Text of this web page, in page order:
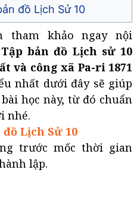
đồ Lịch Sử 10
tham khảo ngay nội
Tập bản đồ Lịch sử 10
và công xã Pa-ri 1871
nhất dưới đây sẽ giúp
học này, từ đó chuẩn
nhé.
Lịch Sử 10
trước mốc thời gian
lập.